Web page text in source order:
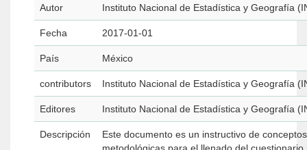
Autor Instituto Nacional de Estadística y Geografía
Fecha 2017-01-01
País México
contributors Instituto Nacional de Estadística y Geografía
Editores Instituto Nacional de Estadística y Geografía
Descripción
Este documento es un instructivo de